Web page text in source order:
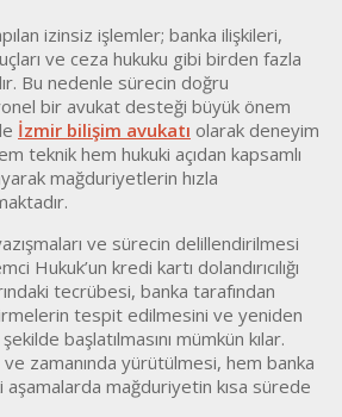
izinsiz işlemler; banka ilişkileri,
ve ceza hukuku gibi birden fazla
Bu nedenle sürecin doğru
bir avukat desteği büyük önem
İzmir bilişim avukatı olarak deneyim
teknik hem hukuki açıdan kapsamlı
mağduriyetlerin hızla
ve sürecin delillendirilmesi
Hukuk’un kredi kartı dolandırıcılığı
tecrübesi, banka tarafından
tespit edilmesini ve yeniden
başlatılmasını mümkün kılar.
ve zamanında yürütülmesi, hem banka
mağduriyetin kısa sürede